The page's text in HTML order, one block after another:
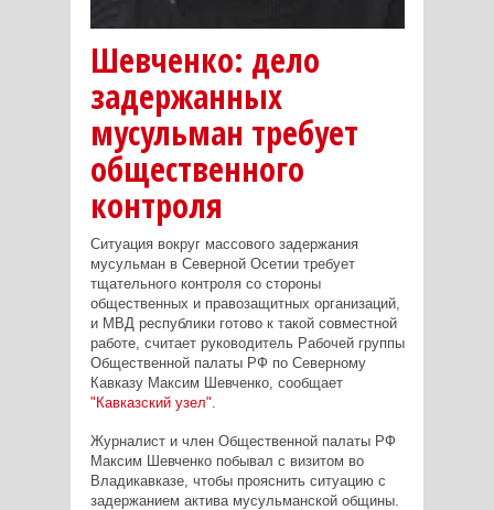
Шевченко: дело
задержанных
мусульман требует
общественного
контроля
Ситуация вокруг массового задержания
мусульман в Северной Осетии требует
тщательного контроля со стороны
общественных и правозащитных организаций,
и МВД республики готово к такой совместной
работе, считает руководитель Рабочей группы
Общественной палаты РФ по Северному
Кавказу Максим Шевченко, сообщает
"Кавказский узел"
Журналист и член Общественной палаты РФ
Максим Шевченко побывал с визитом во
Владикавказе, чтобы прояснить ситуацию с
задержанием актива мусульманской общины.